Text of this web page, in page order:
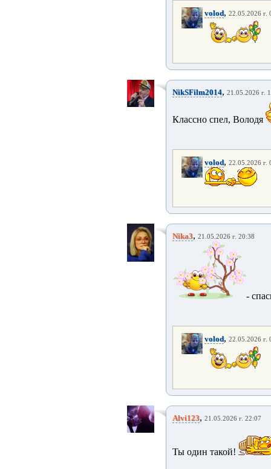
volod, 22.05.2026 г.
NikSFilm2014, 21.05.2026 г.
Классно спел, Володя
volod, 22.05.2026 г.
Nika3, 21.05.2026 г. 20:38
-
volod, 22.05.2026 г.
Alvi123, 21.05.2026 г. 22:07
Ты один такой!